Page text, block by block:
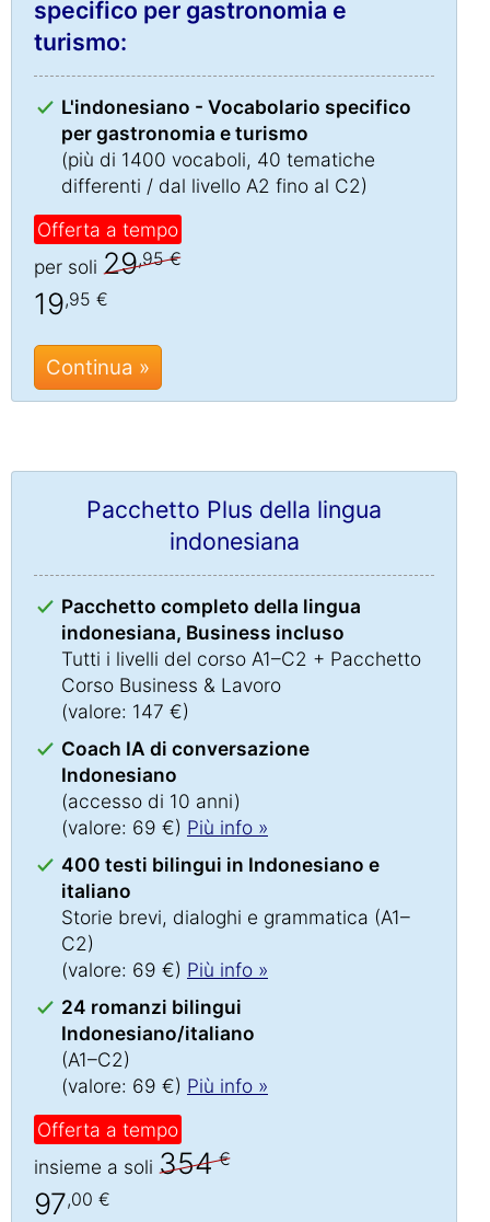
specifico per gastronomia e
turismo:
L'indonesiano - Vocabolario specifico
per gastronomia e turismo
(più di 1400 vocaboli, 40 tematiche
differenti / dal livello A2 fino al C2)
Offerta a tempo
per soli 29,95 €
19,95 €
Continua »
Pacchetto Plus della lingua
indonesiana
Pacchetto completo della lingua
indonesiana, Business incluso
Tutti i livelli del corso A1–C2 + Pacchetto
Corso Business & Lavoro
(valore: 147 €)
Coach IA di conversazione
Indonesiano
(accesso di 10 anni)
(valore: 69 €) Più info »
400 testi bilingui in Indonesiano e
italiano
Storie brevi, dialoghi e grammatica (A1–
C2)
(valore: 69 €) Più info »
24 romanzi bilingui
Indonesiano/italiano
(A1–C2)
(valore: 69 €) Più info »
Offerta a tempo
insieme a soli 354€
97,00 €